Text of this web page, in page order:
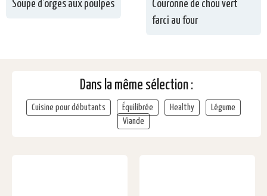
Soupe d’orges aux poulpes
Couronne de chou vert
farci au four
Dans la même sélection :
Cuisine pour débutants Équilibrée Healthy
Légume
Viande